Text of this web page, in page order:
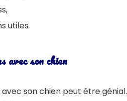
utiles.
avec son chien
son chien peut être génial.